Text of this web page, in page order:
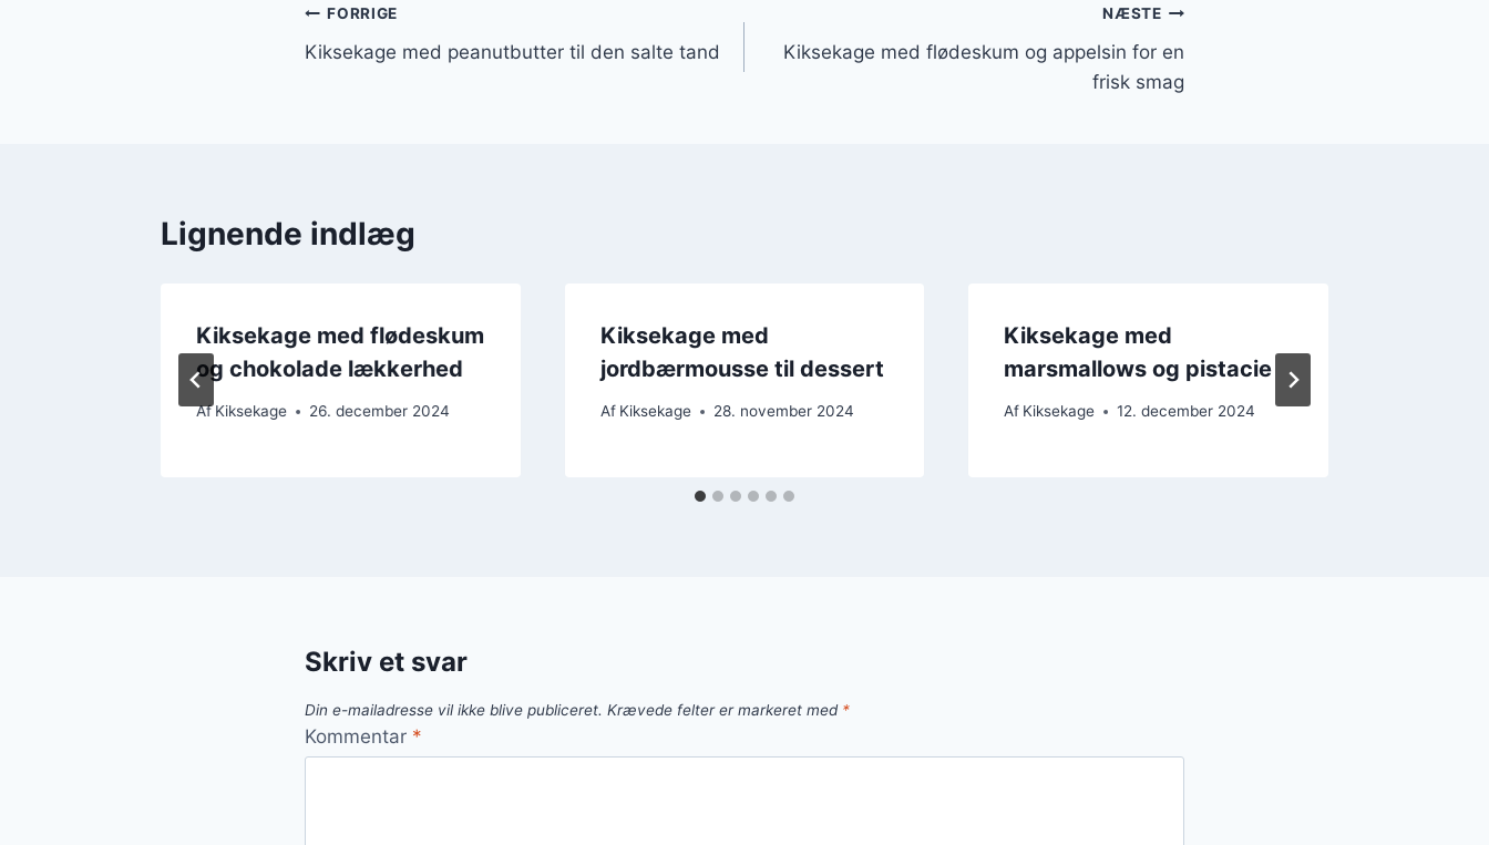
Indlægsnavigation
FORRIGE
Kiksekage med peanutbutter til den salte tand
NÆSTE
Kiksekage med flødeskum og appelsin for en
frisk smag
Lignende indlæg
Kiksekage med flødeskum
og chokolade lækkerhed
Af Kiksekage 26. december 2024
Kiksekage med
jordbærmousse til dessert
Af Kiksekage 28. november 2024
Kiksekage med
marsmallows og pistacie
Af Kiksekage 12. december 2024
Skriv et svar
Din e-mailadresse vil ikke blive publiceret. Krævede felter er markeret med *
Kommentar *